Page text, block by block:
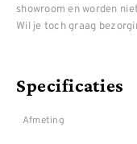
showroom en worden
Wil je toch graag
Specificaties
Afmeting